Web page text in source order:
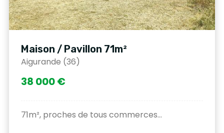
Maison / Pavillon 71m²
Aigurande (36)
38 000 €
71m², proches de tous commerces...